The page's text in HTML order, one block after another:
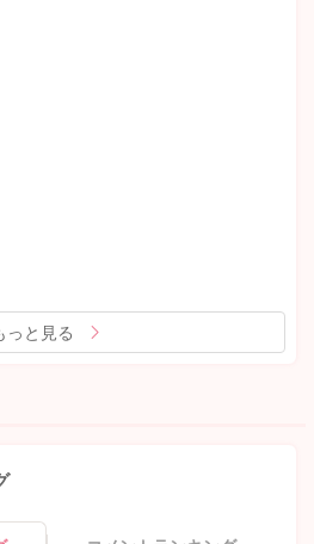
っと見る